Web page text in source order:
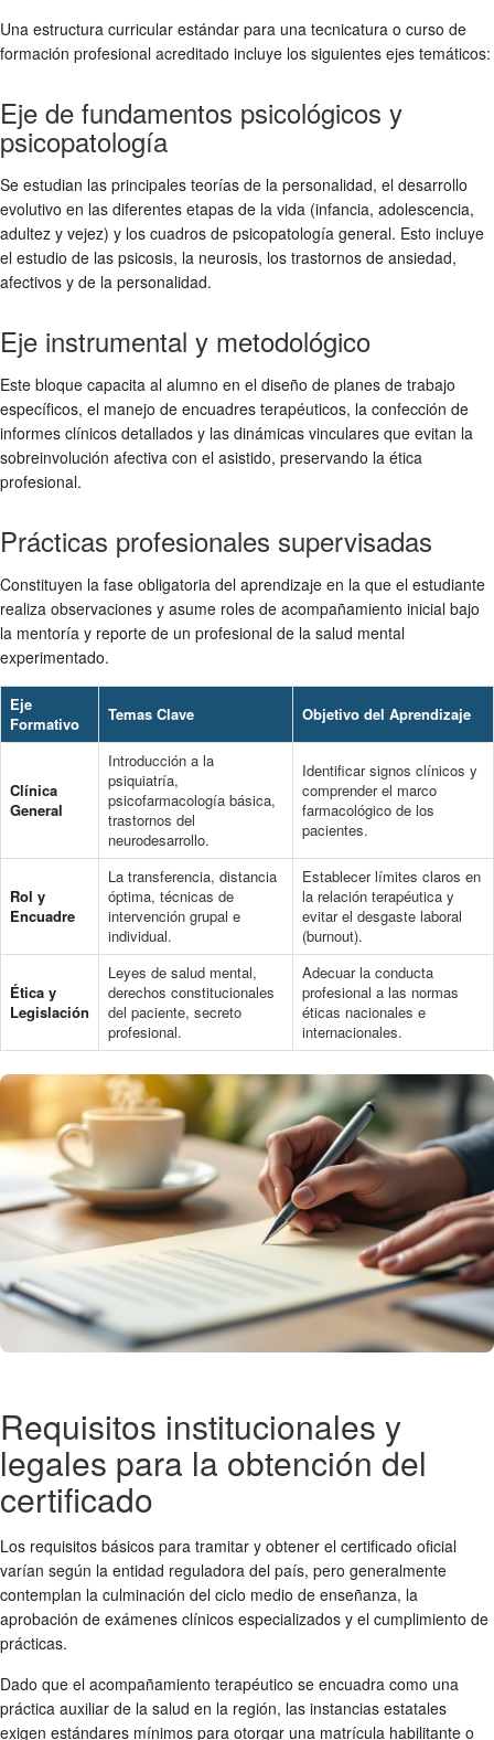
Una estructura curricular estándar para una tecnicatura o curso de
formación profesional acreditado incluye los siguientes ejes temáticos:
Eje de fundamentos psicológicos y
psicopatología
Se estudian las principales teorías de la personalidad, el desarrollo
evolutivo en las diferentes etapas de la vida (infancia, adolescencia,
adultez y vejez) y los cuadros de psicopatología general. Esto incluye
el estudio de las psicosis, la neurosis, los trastornos de ansiedad,
afectivos y de la personalidad.
Eje instrumental y metodológico
Este bloque capacita al alumno en el diseño de planes de trabajo
específicos, el manejo de encuadres terapéuticos, la confección de
informes clínicos detallados y las dinámicas vinculares que evitan la
sobreinvolución afectiva con el asistido, preservando la ética
profesional.
Prácticas profesionales supervisadas
Constituyen la fase obligatoria del aprendizaje en la que el estudiante
realiza observaciones y asume roles de acompañamiento inicial bajo
la mentoría y reporte de un profesional de la salud mental
experimentado.
Eje
Formativo
Temas Clave Objetivo del Aprendizaje
Clínica
General
Introducción a la
psiquiatría,
psicofarmacología básica,
trastornos del
neurodesarrollo.
Identificar signos clínicos y
comprender el marco
farmacológico de los
pacientes.
Rol y
Encuadre
La transferencia, distancia
óptima, técnicas de
intervención grupal e
individual.
Establecer límites claros en
la relación terapéutica y
evitar el desgaste laboral
(burnout).
Ética y
Legislación
Leyes de salud mental,
derechos constitucionales
del paciente, secreto
profesional.
Adecuar la conducta
profesional a las normas
éticas nacionales e
internacionales.
Requisitos institucionales y
legales para la obtención del
certificado
Los requisitos básicos para tramitar y obtener el certificado oficial
varían según la entidad reguladora del país, pero generalmente
contemplan la culminación del ciclo medio de enseñanza, la
aprobación de exámenes clínicos especializados y el cumplimiento de
prácticas.
Dado que el acompañamiento terapéutico se encuadra como una
práctica auxiliar de la salud en la región, las instancias estatales
exigen estándares mínimos para otorgar una matrícula habilitante o